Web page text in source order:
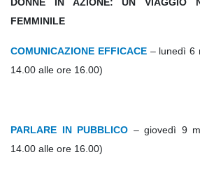
FEMMINILE
COMUNICAZIONE EFFICACE– lunedì 6
14.00 alle ore 16.00)
PARLARE IN PUBBLICO – giovedì 9
14.00 alle ore 16.00)